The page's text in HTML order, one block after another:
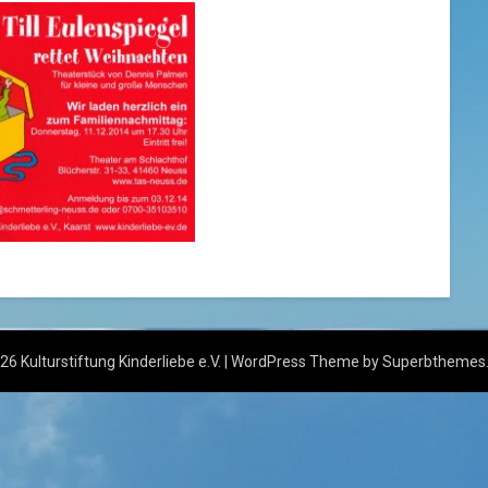
Kulturstiftung Kinderliebe e.V. | WordPress Theme by